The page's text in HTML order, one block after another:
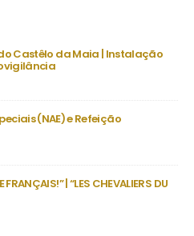
Castêlo da Maia | Instalação
(NAE) e Refeição
| “LES CHEVALIERS DU